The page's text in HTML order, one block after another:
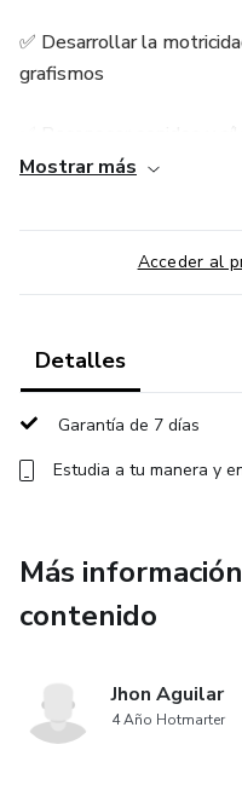
✅ Desarrollar la
grafismos
✅ Mejorar su
✅ Fortalecer la
✅ Leer de manera gradual
Este método combina:
ejercicios de trazos
sílabas
Mostrar más
Acceder al
Detalles
Garantía de 7 días
Estudia a tu manera y
Más
contenido
Jhon Aguilar
4 Año Hotmarter